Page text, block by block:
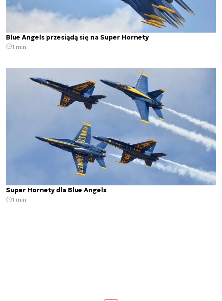
Blue Angels przesiądą się na Super Hornety
1 min.
Super Hornety dla Blue Angels
1 min.